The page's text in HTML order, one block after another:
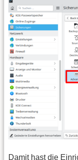
Damit hast die